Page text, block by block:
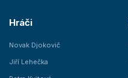
Hráči
Novak Djokovič
Jiří Lehečka